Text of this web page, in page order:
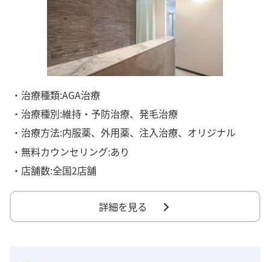
・治療種類:AGA治療
・治療種別:維持・予防治療、発毛治療
・治療方法:内服薬、外用薬、注入治療、オリジナル
・無料カウンセリング:あり
・店舗数:全国2店舗
詳細を見る